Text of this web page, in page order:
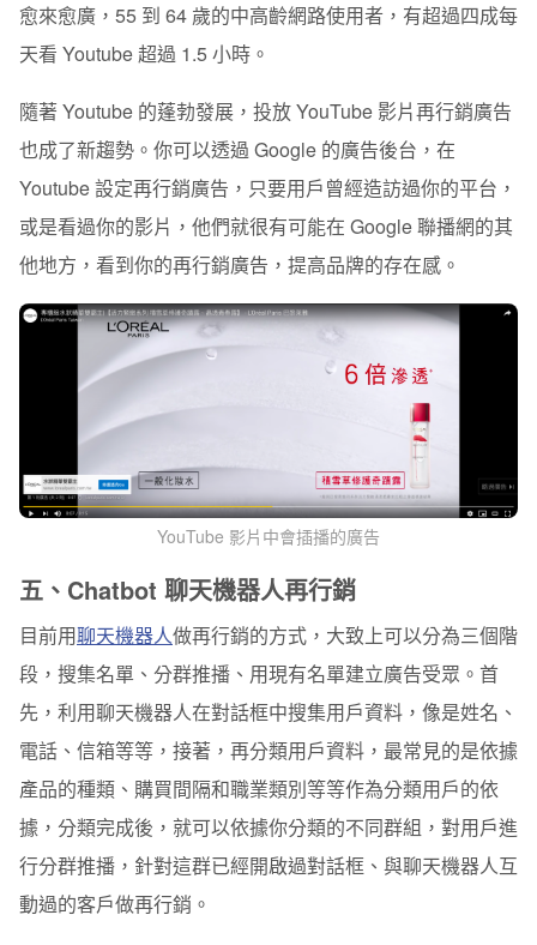
愈來愈廣，55 到 64 歲的中高齡網路使用者，有超過四成每
天看 Youtube 超過 1.5 小時。
隨著 Youtube 的蓬勃發展，投放 YouTube 影片再行銷廣告
也成了新趨勢。你可以透過 Google 的廣告後台，在
Youtube 設定再行銷廣告，只要用戶曾經造訪過你的平台，
或是看過你的影片，他們就很有可能在 Google 聯播網的其
他地方，看到你的再行銷廣告，提高品牌的存在感。
YouTube 影片中會插播的廣告
五、Chatbot 聊天機器人再行銷
目前用聊天機器人做再行銷的方式，大致上可以分為三個階
段，搜集名單、分群推播、用現有名單建立廣告受眾。首
先，利用聊天機器人在對話框中搜集用戶資料，像是姓名、
電話、信箱等等，接著，再分類用戶資料，最常見的是依據
產品的種類、購買間隔和職業類別等等作為分類用戶的依
據，分類完成後，就可以依據你分類的不同群組，對用戶進
行分群推播，針對這群已經開啟過對話框、與聊天機器人互
動過的客戶做再行銷。